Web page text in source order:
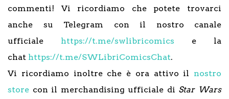
commenti! Vi ricordiamo che potete trovarci
anche su Telegram con il nostro canale
ufficiale https://t.me/swlibricomics e la
chat https://t.me/SWLibriComicsChat.
Vi ricordiamo inoltre che è ora attivo il nostro
store con il merchandising ufficiale di Star Wars